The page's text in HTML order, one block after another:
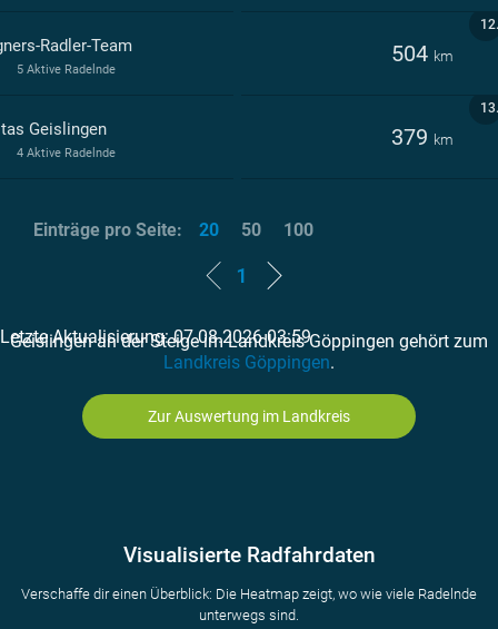
12.
Radler-Team 504 km
5 Aktive Radelnde
13.
Geislingen 379 km
4 Aktive Radelnde
1
Letzte Aktualisierung: 07.08.2026 03:59
Einträge pro Seite: 20 50 100
Geislingen an der Steige im Landkreis Göppingen gehört zum
Landkreis Göppingen.
Zur Auswertung im Landkreis
Visualisierte Radfahrdaten
Verschaffe dir einen Überblick: Die Heatmap zeigt, wo wie viele Radelnde
unterwegs sind.